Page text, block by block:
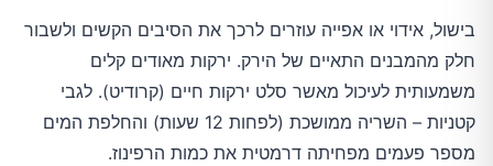
בישול, אידוי או אפייה עוזרים לרכך את הסיבים הקשים ולשבור
חלק מהמבנים התאיים של הירק. ירקות מאודים קלים
משמעותית לעיכול מאשר סלט ירקות חיים (קרודיט). לגבי
קטניות – השריה ממושכת (לפחות 12 שעות) והחלפת המים
מספר פעמים מפחיתה דרמטית את כמות הרפינוז.